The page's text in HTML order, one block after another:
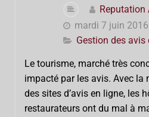
Reputation
mardi 7 juin 2016
Gestion des avis
Le tourisme, marché très
impacté par les avis. Avec la
des sites d’avis en ligne, les
restaurateurs ont du mal à